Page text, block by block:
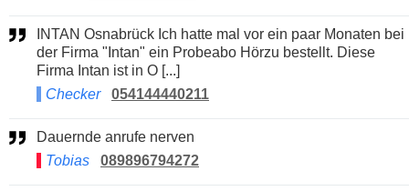
der Firma "Intan" ein Probeabo Hörzu bestellt. Diese
Firma Intan ist in O [...]
Checker
054144440211
Dauernde anrufe nerven
Tobias
089896794272